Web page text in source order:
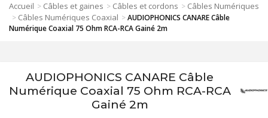
Accueil > Câbles et gaines > Câbles et cordons > Câbles Numériques
> Câbles Numériques Coaxial >AUDIOPHONICS CANARE Câble
Numérique Coaxial 75 Ohm RCA-RCA Gainé 2m
AUDIOPHONICS CANARE Câble
Numérique Coaxial 75 Ohm RCA-RCA
Gainé 2m